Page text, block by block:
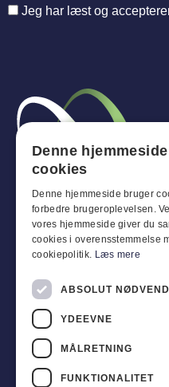
Jeg har læst og
Vi er mere end
strategiske partner. Vi
der skaber reel værdi for
Åbningstider
Man-Tor: 07:30 -
Denne
cookies
Denne hjemmeside bruger
forbedre brugeroplevelsen.
vores hjemmeside giver du
cookies i overensstemmelse
cookiepolitik. Læs mere
ABSOLUT
YDEEVNE
MÅLRETNING
FUNKTIONALITET